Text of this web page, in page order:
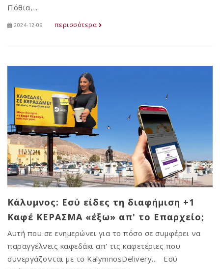
Πόθια,...
2024-12-09 περισσότερα
Κάλυμνος: Εσύ είδες τη διαφήμιση +1
Καφέ ΚΕΡΑΣΜΑ «έξω» απ' το Επαρχείο;
Αυτή που σε ενημερώνει για το πόσο σε συμφέρει να
παραγγέλνεις καφεδάκι απ' τις καφετέριες που
συνεργάζονται με το KalymnosDelivery... Εσύ